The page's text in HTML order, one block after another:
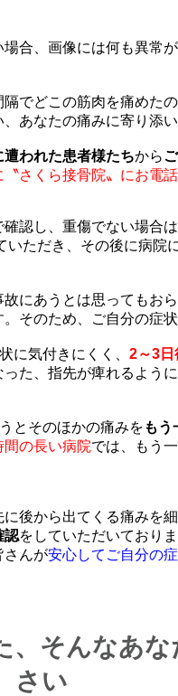
合、画像には何も異常
でどこの筋肉を痛めた
あなたの痛みに寄り添
われた患者様たちから
さくら接骨院〟にお電話
認し、重傷でない場合
ただき、その後に病院
にあうとは思ってもお
そのため、ご自分の症
に気付きにくく、 2～3日
た、指先が痺れるよう
とそのほかの痛みを もう
間の長い病院では、もう
後から出てくる痛みを
認をしていただいており
さんが安心してご自分の
、そんなあ
さい